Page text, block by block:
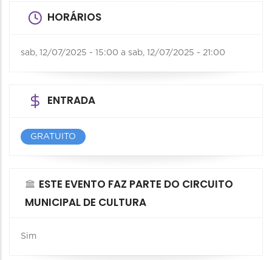
HORÁRIOS
sab, 12/07/2025 - 15:00 a sab, 12/07/2025 - 21:00
ENTRADA
GRATUITO
ESTE EVENTO FAZ PARTE DO CIRCUITO
MUNICIPAL DE CULTURA
Sim